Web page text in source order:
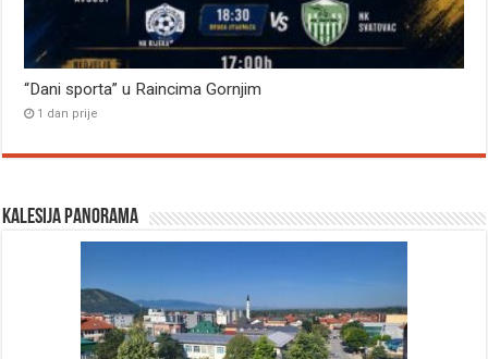
“Dani sporta” u Raincima Gornjim
1 dan prije
Kalesija panorama